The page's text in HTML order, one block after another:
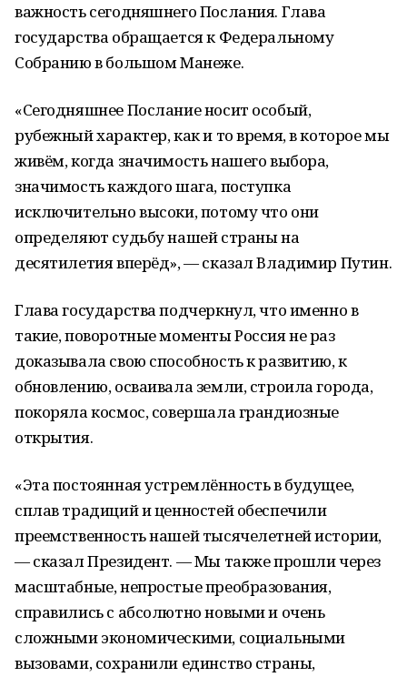
важность сегодняшнего Послания. Глава
государства обращается к Федеральному
Собранию в большом Манеже.
«Сегодняшнее Послание носит особый,
рубежный характер, как и то время, в которое мы
живём, когда значимость нашего выбора,
значимость каждого шага, поступка
исключительно высоки, потому что они
определяют судьбу нашей страны на
десятилетия вперёд», — сказал Владимир Путин.
Глава государства подчеркнул, что именно в
такие, поворотные моменты Россия не раз
доказывала свою способность к развитию, к
обновлению, осваивала земли, строила города,
покоряла космос, совершала грандиозные
открытия.
«Эта постоянная устремлённость в будущее,
сплав традиций и ценностей обеспечили
преемственность нашей тысячелетней истории,
— сказал Президент. — Мы также прошли через
масштабные, непростые преобразования,
справились с абсолютно новыми и очень
сложными экономическими, социальными
вызовами, сохранили единство страны,